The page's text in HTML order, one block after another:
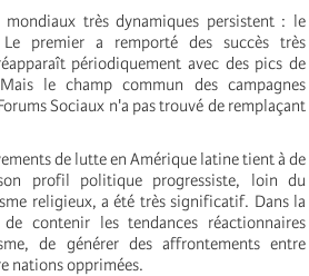
mondiaux très dynamiques persistent : le
premier a remporté des succès très
périodiquement avec des pics de
le champ commun des campagnes
Sociaux n'a pas trouvé de remplaçant
de lutte en Amérique latine tient à de
profil politique progressiste, loin du
religieux, a été très significatif. Dans la
contenir les tendances réactionnaires
de générer des affrontements entre
nations opprimées.